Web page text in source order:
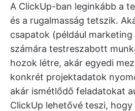
A ClickUp-ban leginkább a
és a rugalmasság tetszik.
csapatok (például
számára testreszabott
hozok létre, akár egyedi
konkrét projektadatok
akár ismétlődő feladatokat
ClickUp lehetővé teszi,